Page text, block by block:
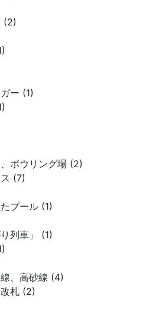
(2)
ー (1)
ボウリング場 (2)
(7)
プール (1)
列車」 (1)
、高砂線 (4)
札 (2)